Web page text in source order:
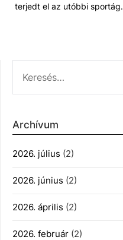
terjedt el az utóbbi sportág.
Archívum
2026. július (2)
2026. június (2)
2026. április (2)
2026. február (2)